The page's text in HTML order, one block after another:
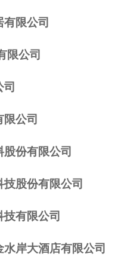
限公司
限公司
公司
份有限公司
股份有限公司
有限公司
岸大酒店有限公司